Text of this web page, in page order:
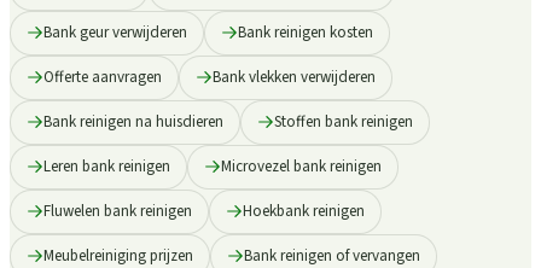
Bank geur verwijderen Bank reinigen kosten
Offerte aanvragen Bank vlekken verwijderen
Bank reinigen na huisdieren Stoffen bank reinigen
Leren bank reinigen Microvezel bank reinigen
Fluwelen bank reinigen Hoekbank reinigen
Meubelreiniging prijzen Bank reinigen of vervangen